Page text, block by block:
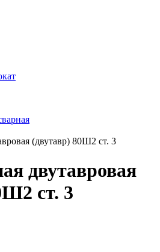
(двутавр) 80Ш2 ст. 3
двутавровая
ст. 3